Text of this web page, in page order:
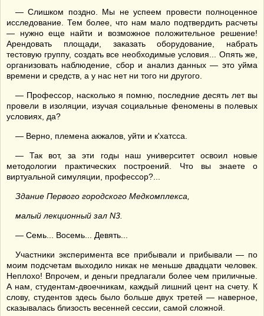
— Слишком поздно. Мы не успеем провести полноценное
исследование. Тем более, что нам мало подтвердить расчеты
— нужно еще найти и возможное положительное решение!
Арендовать площади, заказать оборудование, набрать
тестовую группу, создать все необходимые условия... Опять же,
организовать наблюдение, сбор и анализ данных — это уйма
времени и средств, а у нас нет ни того ни другого.
— Профессор, насколько я помню, последние десять лет вы
провели в изоляции, изучая социальные феномены в полевых
условиях, да?
— Верно, племена акжалов, уйти и к'хатсса.
— Так вот, за эти годы наш университет освоил новые
методологии практических построений. Что вы знаете о
виртуальной симуляции, профессор?...
Здание Первого городского Медкомплекса,
малый лекционный зал N3.
— Семь... Восемь... Девять...
Участники эксперимента все прибывали и прибывали — по
моим подсчетам выходило никак не меньше двадцати человек.
Неплохо! Впрочем, и деньги предлагали более чем приличные.
А нам, студентам-двоечникам, каждый лишний цент на счету. К
слову, студентов здесь было больше двух третей — наверное,
сказывалась близость весенней сессии, самой сложной.